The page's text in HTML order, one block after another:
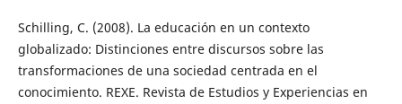
Schilling, C. (2008). La educación en un contexto
globalizado: Distinciones entre discursos sobre las
transformaciones de una sociedad centrada en el
conocimiento. REXE. Revista de Estudios y Experiencias en